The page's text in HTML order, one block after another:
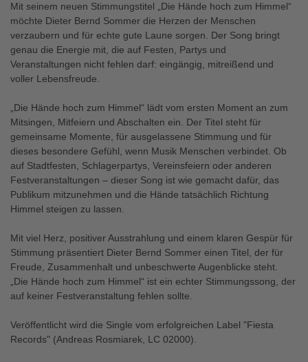
Mit seinem neuen Stimmungstitel „Die Hände hoch zum Himmel“
möchte Dieter Bernd Sommer die Herzen der Menschen
verzaubern und für echte gute Laune sorgen. Der Song bringt
genau die Energie mit, die auf Festen, Partys und
Veranstaltungen nicht fehlen darf: eingängig, mitreißend und
voller Lebensfreude.
„Die Hände hoch zum Himmel“ lädt vom ersten Moment an zum
Mitsingen, Mitfeiern und Abschalten ein. Der Titel steht für
gemeinsame Momente, für ausgelassene Stimmung und für
dieses besondere Gefühl, wenn Musik Menschen verbindet. Ob
auf Stadtfesten, Schlagerpartys, Vereinsfeiern oder anderen
Festveranstaltungen – dieser Song ist wie gemacht dafür, das
Publikum mitzunehmen und die Hände tatsächlich Richtung
Himmel steigen zu lassen.
Mit viel Herz, positiver Ausstrahlung und einem klaren Gespür für
Stimmung präsentiert Dieter Bernd Sommer einen Titel, der für
Freude, Zusammenhalt und unbeschwerte Augenblicke steht.
„Die Hände hoch zum Himmel“ ist ein echter Stimmungssong, der
auf keiner Festveranstaltung fehlen sollte.
Veröffentlicht wird die Single vom erfolgreichen Label "Fiesta
Records" (Andreas Rosmiarek, LC 02000).